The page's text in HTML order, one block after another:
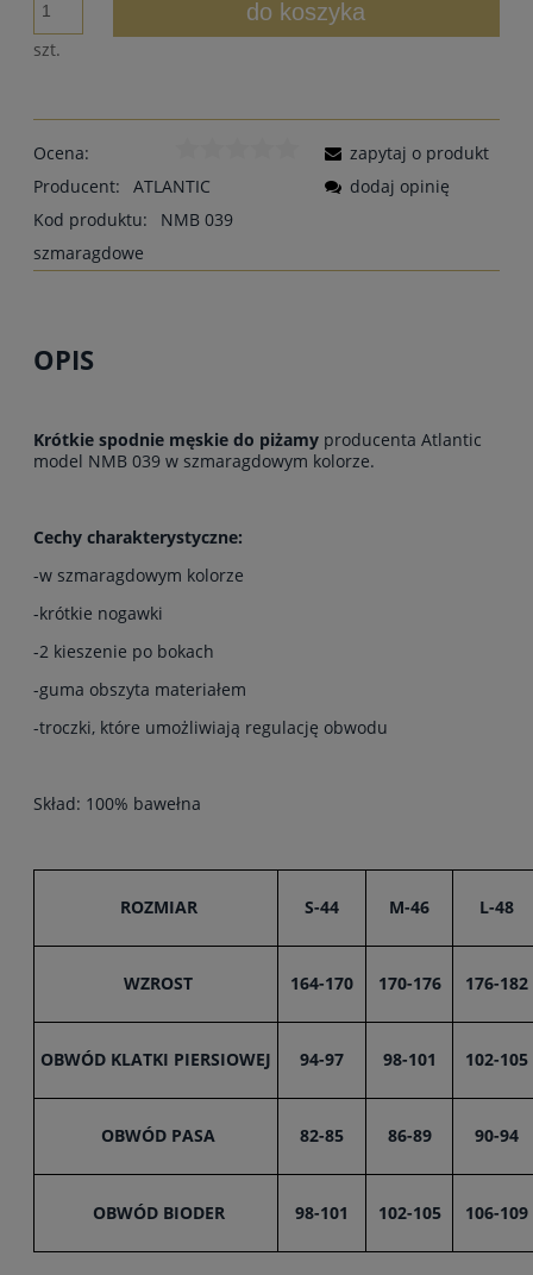
szt.
do koszyka
Ocena:
Producent:
ATLANTIC
Kod produktu:
NMB 039
szmaragdowe
zapytaj o produkt
dodaj opinię
OPIS
Krótkie spodnie męskie do piżamy producenta Atlantic
model NMB 039 w szmaragdowym kolorze.
Cechy charakterystyczne:
-w szmaragdowym kolorze
-krótkie nogawki
-2 kieszenie po bokach
-guma obszyta materiałem
-troczki, które umożliwiają regulację obwodu
Skład: 100% bawełna
ROZMIAR S-44 M-46 L-48
WZROST 164-170 170-176 176-182
OBWÓD KLATKI PIERSIOWEJ 94-97 98-101 102-105
OBWÓD PASA 82-85 86-89 90-94
OBWÓD BIODER 98-101 102-105 106-109